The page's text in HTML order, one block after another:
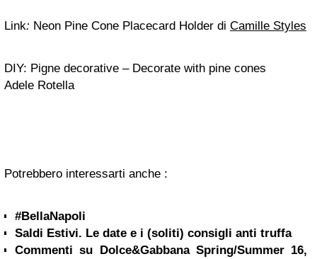
Link: Neon Pine Cone Placecard Holder di Camille Styles
DIY: Pigne decorative – Decorate with pine cones
Adele Rotella
Potrebbero interessarti anche :
#BellaNapoli
Saldi Estivi. Le date e i (soliti) consigli anti truffa
Commenti su Dolce&Gabbana Spring/Summer 16,